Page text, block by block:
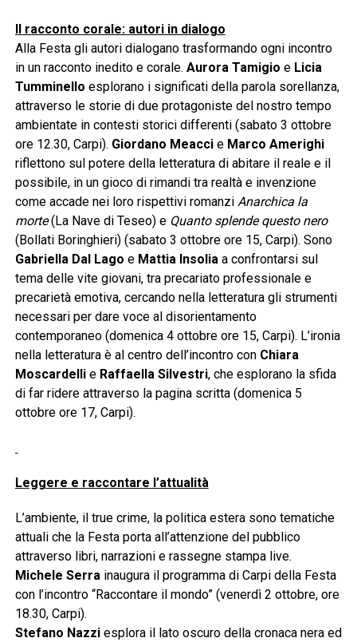
Il racconto corale: autori in dialogo
Alla Festa gli autori dialogano trasformando ogni incontro
in un racconto inedito e corale. Aurora Tamigio eLicia
Tumminello esplorano i significati della parola sorellanza,
attraverso le storie di due protagoniste del nostro tempo
ambientate in contesti storici differenti (sabato 3 ottobre
ore 12.30, Carpi). Giordano Meacci e Marco Amerighi
riflettono sul potere della letteratura di abitare il reale e il
possibile, in un gioco di rimandi tra realtà e invenzione
come accade nei loro rispettivi romanzi Anarchica la
morte(La Nave di Teseo) e Quanto splende questo nero
(Bollati Boringhieri) (sabato 3 ottobre ore 15, Carpi). Sono
Gabriella Dal Lago e Mattia Insolia a confrontarsi sul
tema delle vite giovani, tra precariato professionale e
precarietà emotiva, cercando nella letteratura gli strumenti
necessari per dare voce al disorientamento
contemporaneo (domenica 4 ottobre ore 15, Carpi). L’ironia
nella letteratura è al centro dell’incontro con Chiara
Moscardelli eRaffaella Silvestri, che esplorano la sfida
di far ridere attraverso la pagina scritta (domenica 5
ottobre ore 17, Carpi).
Leggere e raccontare l’attualità
L’ambiente, il true crime, la politica estera sono tematiche
attuali che la Festa porta all’attenzione del pubblico
attraverso libri, narrazioni e rassegne stampa live.
Michele Serra inaugura il programma di Carpi della Festa
con l’incontro “Raccontare il mondo” (venerdì 2 ottobre, ore
18.30, Carpi).
Stefano Nazziesplora il lato oscuro della cronaca nera ed